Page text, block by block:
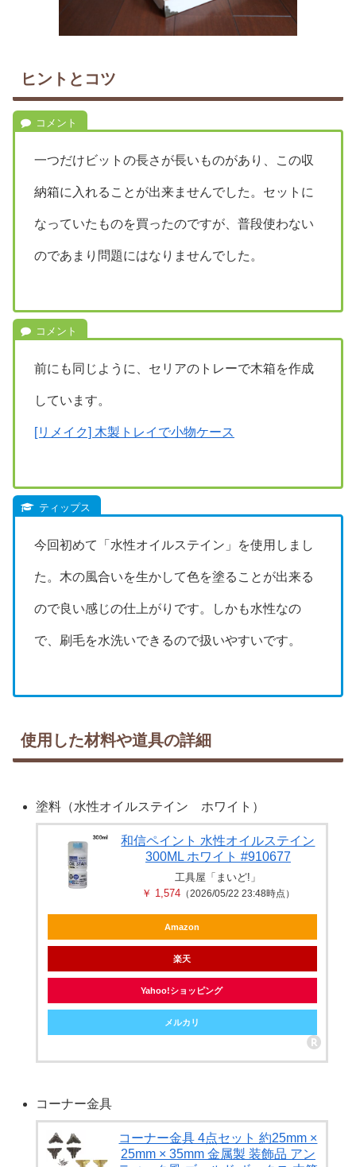
ヒントとコツ
一つだけビットの長さが長いものがあり、この収
納箱に入れることが出来ませんでした。セットに
なっていたものを買ったのですが、普段使わない
のであまり問題にはなりませんでした。
前にも同じように、セリアのトレーで木箱を作成
しています。
[リメイク] 木製トレイで小物ケース
今回初めて「水性オイルステイン」を使用しまし
た。木の風合いを生かして色を塗ることが出来る
ので良い感じの仕上がりです。しかも水性なの
で、刷毛を水洗いできるので扱いやすいです。
使用した材料や道具の詳細
塗料（水性オイルステイン ホワイト）
和信ペイント 水性オイルステイン
300ML ホワイト #910677
工具屋「まいど!」
￥ 1,574（2026/05/22 23:48時点）
Amazon
楽天
Yahoo!ショッピング
メルカリ
コーナー金具
コーナー金具 4点セット 約25mm ×
25mm × 35mm 金属製 装飾品 アン